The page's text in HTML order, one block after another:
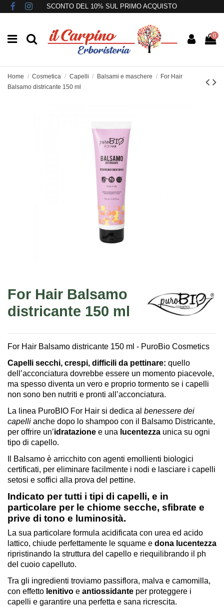
SCONTO DEL 10% SUL PRIMO ACQUISTO
0
Home Cosmetica Capelli Balsami e maschere
For Hair
Balsamo districante 150 ml
For Hair Balsamo
districante 150 ml
For Hair Balsamo districante 150 ml - PuroBio Cosmetics
Capelli secchi, crespi, difficili da pettinare: quello
dell’acconciatura dovrebbe essere un momento piacevole,
ma spesso diventa un vero e proprio tormento se i capelli
non sono ben nutriti e pronti all’acconciatura.
La linea PuroBIO For Hair si dedica al benessere dei
capelli anche dopo lo shampoo con il Balsamo Districante,
per offrire un’idratazione e una lucentezza unica su ogni
tipo di capello.
Il Balsamo è arricchito con agenti emollienti biologici
certificati, per eliminare facilmente i nodi e lasciare i capelli
setosi e soffici alla prova del pettine.
Indicato per tutti i tipi di capelli, e in
particolare per le chiome secche, sfibrate e
prive di tono e luminosità.
La sua particolare formula acidificata con urea ed acido
lattico, chiude perfettamente le squame e dona lucentezza
ripristinando la struttura del capello e riequilibrando il ph
del cuoio capelluto.
Tra gli ingredienti troviamo passiflora, malva e camomilla,
con effetto lenitivo e antiossidante per proteggere i
capelli e garantire una perfetta e sana ricrescita.